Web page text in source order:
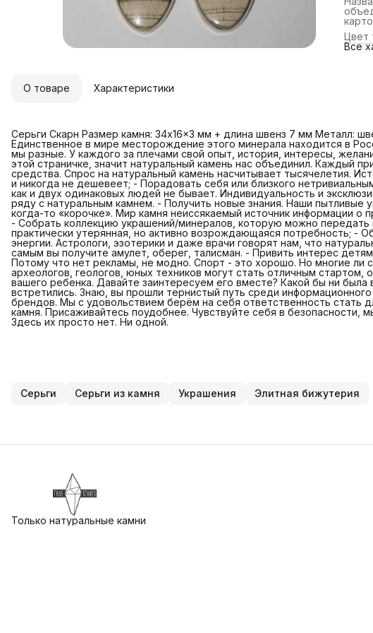
или
нет
юных
даже
себя
от
Цвет
Все
О товаре Характеристики
Серьги Скарн Размер камня: 34x16x3 мм + длина швенз 7 мм Металл:
Единственное в мире месторождение этого минерала находится в
мы разные. У каждого за плечами свой опыт, история, интересы,
этой страничке, значит натуральный камень нас объединил. Каждый
средства. Спрос на натуральный камень насчитывает тысячелетия.
и никогда не дешевеет; - Порадовать себя или близкого
как и двух одинаковых людей не бывает. Индивидуальность и
ряду с натуральным камнем. - Получить новые знания. Наши пытливые
когда-то «корочке». Мир камня неиссякаемый источник информации о
- Собрать коллекцию украшений/минералов, которую можно передать
практически утерянная, но активно возрождающаяся потребность; -
энергии. Астрологи, эзотерики и даже врачи говорят нам, что
самым вы получите амулет, оберег, талисман. - Привить интерес
Потому что нет рекламы, не модно. Спорт - это хорошо. Но многие ли
археологов, геологов, юных техников могут стать отличным
вашего ребенка. Давайте заинтересуем его вместе? Какой бы ни была
встретились. Знаю, вы прошли тернистый путь среди
брендов. Мы с удовольствием берём на себя ответственность стать
камня. Присаживайтесь поудобнее. Чувствуйте себя в безопасности,
Здесь их просто нет. Ни одной.
Серьги Серьги из камня Украшения Элитная бижутерия
Только натуральные камни